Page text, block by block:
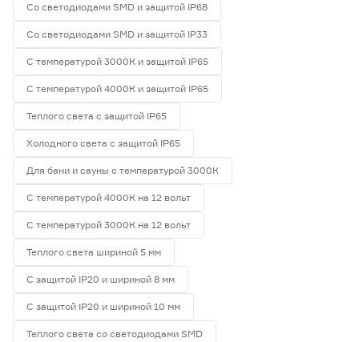
Со светодиодами SMD и защитой IP68
Со светодиодами SMD и защитой IP33
С температурой 3000К и защитой IP65
С температурой 4000К и защитой IP65
Теплого света с защитой IP65
Холодного света с защитой IP65
Для бани и сауны с температурой 3000К
С температурой 4000К на 12 вольт
С температурой 3000К на 12 вольт
Теплого света шириной 5 мм
С защитой IP20 и шириной 8 мм
С защитой IP20 и шириной 10 мм
Теплого света со светодиодами SMD